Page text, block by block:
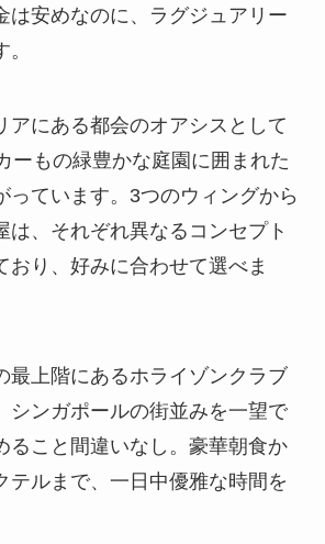
は安めなのに、ラグジュアリー
アにある都会のオアシスとして
ーもの緑豊かな庭園に囲まれた
っています。3つのウィングから
は、それぞれ異なるコンセプト
おり、好みに合わせて選べま
最上階にあるホライゾンクラブ
シンガポールの街並みを一望で
ること間違いなし。豪華朝食か
テルまで、一日中優雅な時間を